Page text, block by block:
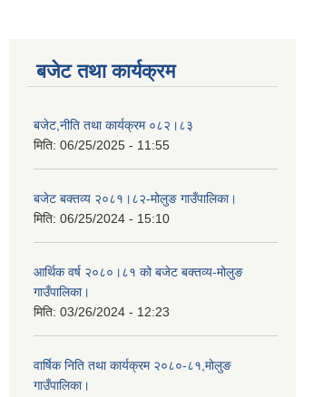
बजेट तथा कार्यक्रम
बजेट,नीति तथा कार्यक्रम ०८२।८३
मिति: 06/25/2025 - 11:55
बजेट बक्तव्य २०८१।८२-मोलुङ गाउँपालिका।
मिति: 06/25/2024 - 15:10
आर्थिक वर्ष २०८०।८१ को बजेट बक्तव्य-मोलुङ
गाउँपालिका।
मिति: 03/26/2024 - 12:23
वार्षिक निति तथा कार्यक्रम २०८०-८१,मोलुङ
गाउँपालिका।